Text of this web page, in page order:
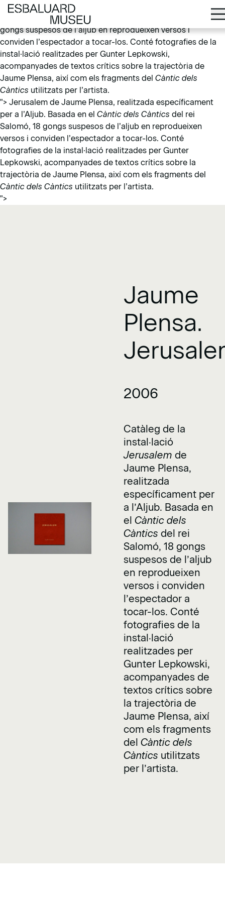
Jerusalem de Jaume Plensa, realitzada específicament per
a l’Aljub. Basada en elCàntic dels Càntics
del rei Salomó, 18
gongs suspesos de l’aljub en reprodueixen versos i
conviden l’espectador a tocar-los. Conté fotografies de la
instal·lació realitzades per Gunter Lepkowski,
acompanyades de textos crítics sobre la trajectòria de
Jaume Plensa, així com els fragments del Càntic dels
Càntics utilitzats per l’artista.
"> Jerusalem de Jaume Plensa, realitzada específicament
per a l’Aljub. Basada en el Càntic dels Càntics del rei
Salomó, 18 gongs suspesos de l’aljub en reprodueixen
versos i conviden l’espectador a tocar-los. Conté
fotografies de la instal·lació realitzades per Gunter
Lepkowski, acompanyades de textos crítics sobre la
trajectòria de Jaume Plensa, així com els fragments del
Càntic dels Càntics utilitzats per l’artista.
">
Jaume
Plensa.
2006
Catàleg de la
instal·lació
Jerusalem de
Jaume Plensa,
realitzada
específicament per
a l’Aljub. Basada en
elCàntic dels
Càntics del rei
Salomó, 18 gongs
suspesos de l’aljub
en reprodueixen
versos i conviden
l’espectador a
tocar-los. Conté
fotografies de la
instal·lació
realitzades per
Gunter Lepkowski,
acompanyades de
textos crítics sobre
la trajectòria de
Jaume Plensa, així
com els fragments
delCàntic dels
Càntics utilitzats
per l’artista.